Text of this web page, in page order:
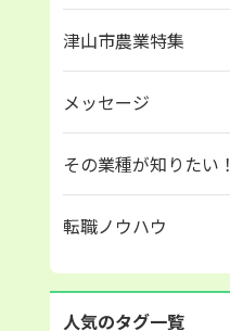
津山市農業特集
メッセージ
その業種が知りたい！
転職ノウハウ
人気のタグ一覧